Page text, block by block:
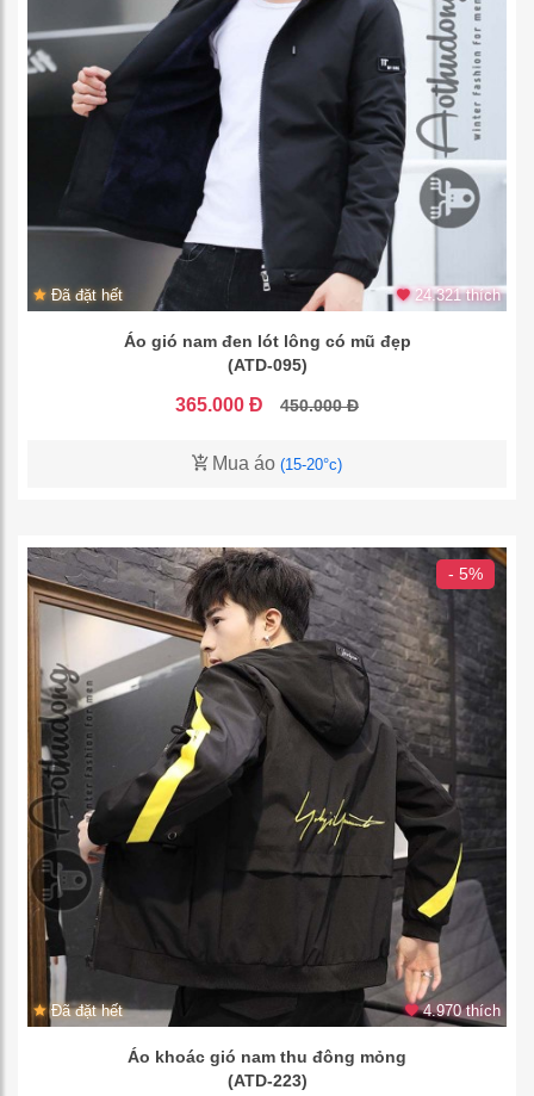
Đã đặt hết 24.321 thích
Áo gió nam đen lót lông có mũ đẹp
(ATD-095)
365.000 Đ 450.000 Đ
Mua áo (15-20°c)
- 5%
Đã đặt hết 4.970 thích
Áo khoác gió nam thu đông mỏng
(ATD-223)